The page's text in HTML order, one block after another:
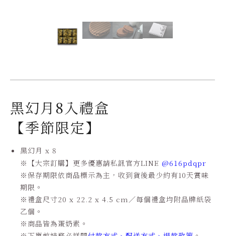
黑幻月8入禮盒
【季節限定】
黑幻月 x 8
※ 【大宗訂購】更多優惠請私訊官方LINE @616pdqpr
※保存期限依商品標示為主，收到貨後最少約有10天賞味
期限。
※ 禮盒尺寸20 x 22.2 x 4.5 cm／每個禮盒均附品牌紙袋
乙個。
※ 商品皆為蛋奶素。